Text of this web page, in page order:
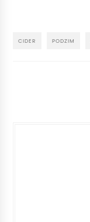
CIDER PODZIM